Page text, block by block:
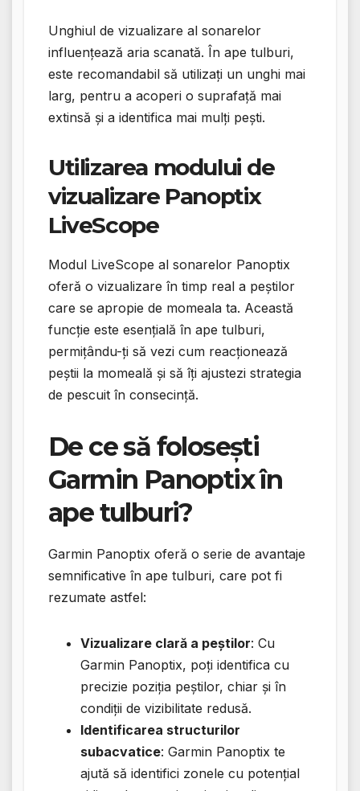
Unghiul de vizualizare al sonarelor
influențează aria scanată. În ape tulburi,
este recomandabil să utilizați un unghi mai
larg, pentru a acoperi o suprafață mai
extinsă și a identifica mai mulți pești.
Utilizarea modului de
vizualizare Panoptix
LiveScope
Modul LiveScope al sonarelor Panoptix
oferă o vizualizare în timp real a peștilor
care se apropie de momeala ta. Această
funcție este esențială în ape tulburi,
permițându-ți să vezi cum reacționează
peștii la momeală și să îți ajustezi strategia
de pescuit în consecință.
De ce să folosești
Garmin Panoptix în
ape tulburi?
Garmin Panoptix oferă o serie de avantaje
semnificative în ape tulburi, care pot fi
rezumate astfel:
Vizualizare clară a peștilor: Cu
Garmin Panoptix, poți identifica cu
precizie poziția peștilor, chiar și în
condiții de vizibilitate redusă.
Identificarea structurilor
subacvatice: Garmin Panoptix te
ajută să identifici zonele cu potențial